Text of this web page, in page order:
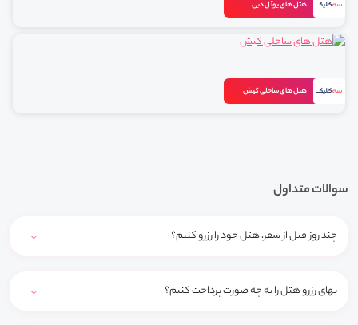
هتل های یوآل دبی
هتل های ساحلی کیش
سوالات متداول
چند روز قبل از سفر، هتل خود را رزرو کنیم؟
بهای رزرو هتل را به چه صورت پرداخت کنیم؟